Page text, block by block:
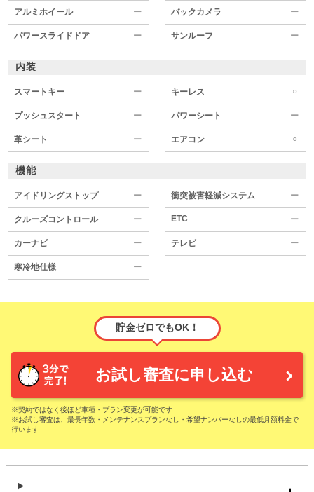
アルミホイール ー バックカメラ ー
パワースライドドア ー サンルーフ ー
内装
スマートキー ー キーレス ○
プッシュスタート ー パワーシート ー
革シート ー エアコン ○
機能
アイドリングストップ ー 衝突被害軽減システム ー
クルーズコントロール ー ETC ー
カーナビ ー テレビ ー
寒冷地仕様 ー
貯金ゼロでもOK！
お試し審査に申し込む
※契約ではなく後ほど車種・プラン変更が可能です
※お試し審査は、最長年数・メンテナンスプランなし・希望ナンバーなしの最低月額料金で
行います